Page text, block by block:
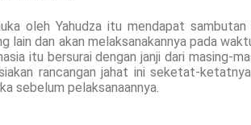
oleh Yahudza itu mendapat
lain dan akan melaksanakannya pada
itu bersurai dengan janji dari masing-
rancangan jahat ini seketat-
sebelum pelaksanaannya.